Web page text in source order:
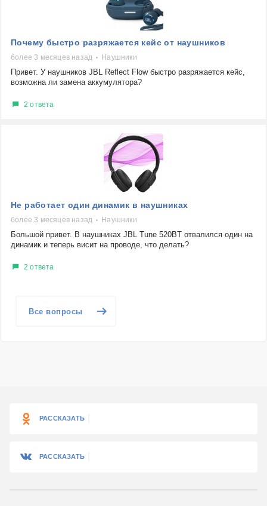
Почему быстро разряжается кейс от наушников
более 3 месяцев назад Наушники
Привет. У наушников JBL Reflect Flow быстро разряжается кейс,
возможна ли замена аккумулятора?
2 ответа
Не работает один динамик в наушниках
более 3 месяцев назад Наушники
Большой привет. В наушниках JBL Tune 520BT отвалился один на
динамик и теперь висит на проводе, что делать?
2 ответа
Все вопросы
РАССКАЗАТЬ
РАССКАЗАТЬ